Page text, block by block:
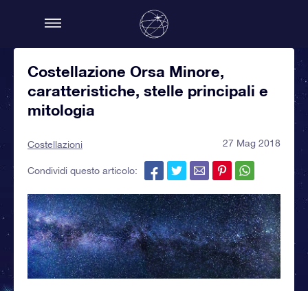
Costellazione Orsa Minore,
caratteristiche, stelle principali e
mitologia
Costellazioni 27 Mag 2018
Condividi questo articolo: